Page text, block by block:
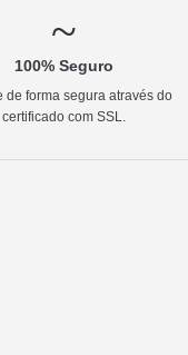
100% Seguro
de forma segura através do
certificado com SSL.